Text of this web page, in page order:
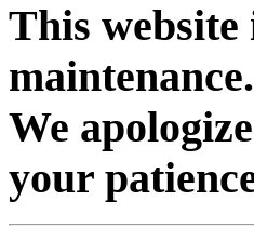
This
maintenance.
We
your